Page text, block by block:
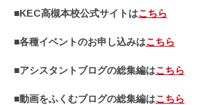
■KEC高槻本校公式サイトはこちら
■各種イベントのお申し込みはこちら
■アシスタントブログの総集編はこちら
■動画をふくむブログの総集編はこちら